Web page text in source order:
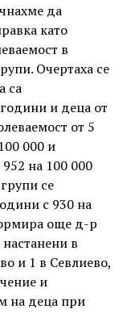
да
като
в
Очертаха се
са
и деца от
от 5
000 и
на 100 000
се
с 930 на
още д-р
в
и 1 в Севлиево,
и
на деца при